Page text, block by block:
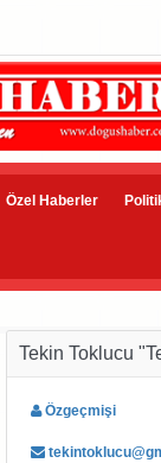
Özel Haberler
Tekin Toklucu
Özgeçmişi